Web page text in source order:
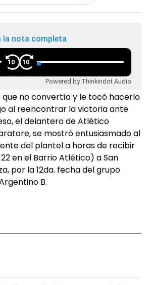
la nota completa
10 10
Powered by Thinkindot Audio
que no convertía y le tocó hacerlo
al reencontrar la victoria ante
el delantero de Atlético
se mostró entusiasmado al
del plantel a horas de recibir
en el Barrio Atlético) a San
por la 12da. fecha del grupo
B.